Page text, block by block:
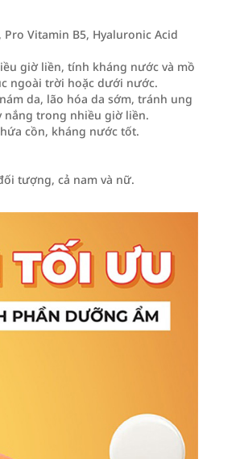
Pro Vitamin B5, Hyaluronic Acid
giờ liền, tính kháng nước và mồ
ngoài trời hoặc dưới nước.
da, lão hóa da sớm, tránh ung
nắng trong nhiều giờ liền.
cồn, kháng nước tốt.
tượng, cả nam và nữ.